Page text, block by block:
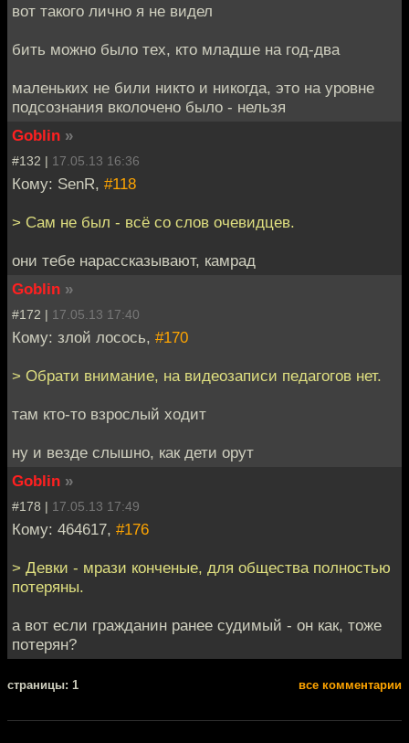
вот такого лично я не видел
бить можно было тех, кто младше на год-два
маленьких не били никто и никогда, это на уровне
подсознания вколочено было - нельзя
Goblin »
#132 | 17.05.13 16:36
Кому: SenR, #118
> Сам не был - всё со слов очевидцев.
они тебе нарассказывают, камрад
Goblin »
#172 | 17.05.13 17:40
Кому: злой лосось, #170
> Обрати внимание, на видеозаписи педагогов нет.
там кто-то взрослый ходит
ну и везде слышно, как дети орут
Goblin »
#178 | 17.05.13 17:49
Кому: 464617, #176
> Девки - мрази конченые, для общества полностью
потеряны.
а вот если гражданин ранее судимый - он как, тоже
потерян?
cтраницы: 1 все комментарии